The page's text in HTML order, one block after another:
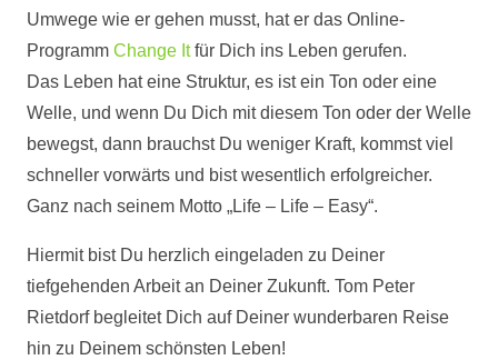
Umwege wie er gehen musst, hat er das Online-
Programm Change Itfür Dich ins Leben gerufen.
Das Leben hat eine Struktur, es ist ein Ton oder eine
Welle, und wenn Du Dich mit diesem Ton oder der Welle
bewegst, dann brauchst Du weniger Kraft, kommst viel
schneller vorwärts und bist wesentlich erfolgreicher.
Ganz nach seinem Motto „Life – Life – Easy“.
Hiermit bist Du herzlich eingeladen zu Deiner
tiefgehenden Arbeit an Deiner Zukunft. Tom Peter
Rietdorf begleitet Dich auf Deiner wunderbaren Reise
hin zu Deinem schönsten Leben!